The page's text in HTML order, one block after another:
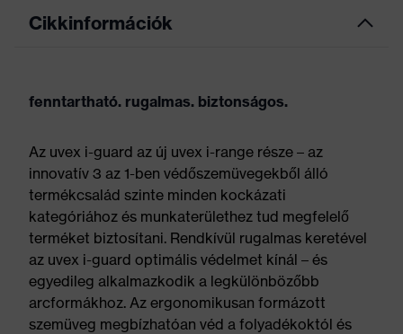
Cikkinformációk
fenntartható. rugalmas. biztonságos.
Az uvex i-guard az új uvex i-range része – az
innovatív 3 az 1-ben védőszemüvegekből álló
termékcsalád szinte minden kockázati
kategóriához és munkaterülethez tud megfelelő
terméket biztosítani. Rendkívül rugalmas keretével
az uvex i-guard optimális védelmet kínál – és
egyedileg alkalmazkodik a legkülönbözőbb
arcformákhoz. Az ergonomikusan formázott
szemüveg megbízhatóan véd a folyadékoktól és